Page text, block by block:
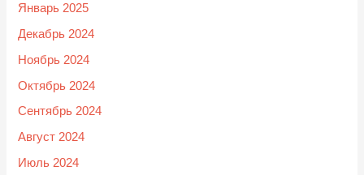
Январь 2025
Декабрь 2024
Ноябрь 2024
Октябрь 2024
Сентябрь 2024
Август 2024
Июль 2024